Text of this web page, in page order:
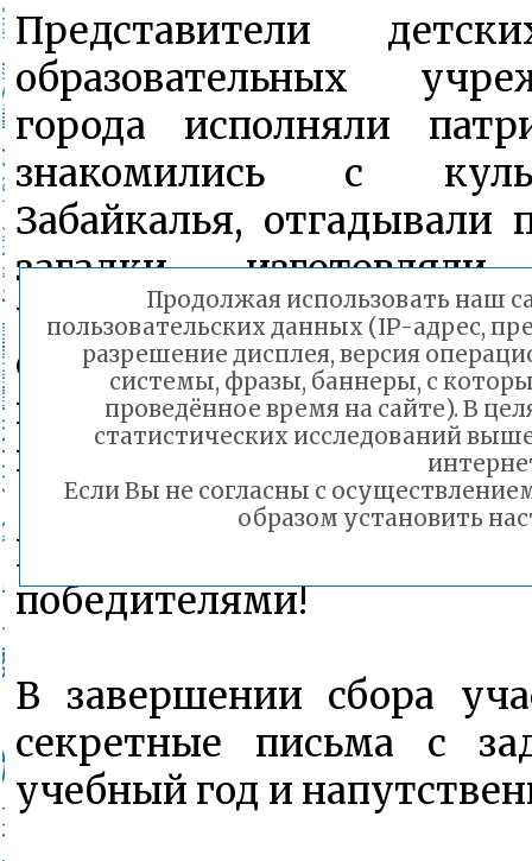
Представители
образовательных
города исполняли
знакомились с
Забайкалья, отгадывали
загадки,
учителей и своих
семейными традициями,
первую доврачебную
историческое домино и
И с каждой площадки
победителями!
В завершении сбора
секретные письма с
учебный год и
Продолжая использовать наш
пользовательских данных (IP-адрес,
разрешение дисплея, версия
системы, фразы, баннеры, с
проведённое время на сайте). В
статистических исследований
Если Вы не согласны с
образом установить